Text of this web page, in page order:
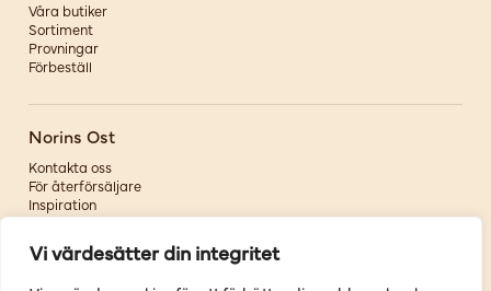
Vi värdesätter din integritet
Våra butiker
Sortiment
Provningar
Förbeställ
Norins Ost
Kontakta oss
För återförsäljare
Inspiration
Om oss